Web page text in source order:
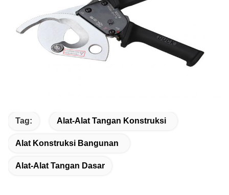
Tag: Alat-Alat Tangan Konstruksi
Alat Konstruksi Bangunan
Alat-Alat Tangan Dasar